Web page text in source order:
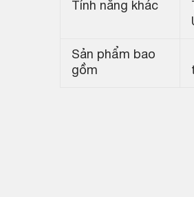
Tính năng khác
Sản phẩm bao
gồm